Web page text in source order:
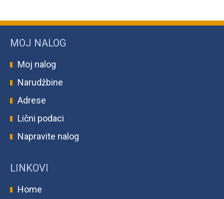
MOJ NALOG
Moj nalog
Narudžbine
Adrese
Lični podaci
Napravite nalog
LINKOVI
Home